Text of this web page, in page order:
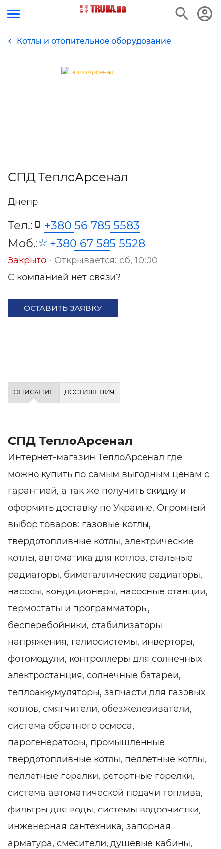
Котлы и отопительное оборудование
СПД ТеплоАрсенал
Днепр
Тел.:
+380 56 785 5583
Моб.:
+380 67 585 5528
Закрыто ⋅ Открывается: сб, 10:00
С компанией нет связи?
ОСТАВИТЬ ЗАЯВКУ
ОПИСАНИЕ ДОСТИЖЕНИЯ
СПД ТеплоАрсенал
Интернет-магазин ТеплоАрсенал где
можно купить по самым выгодным ценам с
гарантией, а так же получить скидку и
оформить доставку по Украине. Огромный
выбор товаров: газовые котлы,
твердотопливные котлы, электрические
котлы, автоматика для котлов, стальные
радиаторы, биметаллические радиаторы,
насосы, кондиционеры, насосные станции,
термостаты и программаторы,
бесперебойники, стабилизаторы
напряжения, гелиосистемы, инверторы,
фотомодули, контроллеры для солнечных
электростанция, солнечные батареи,
теплоаккумуляторы, запчасти для газовых
котлов, смягчители, обезжелезиватели,
система обратного осмоса,
парогенераторы, промышленные
твердотопливные котлы, пеллетные котлы,
пеллетные горелки, ретортные горелки,
система автоматической подачи топлива,
фильтры для воды, системы водоочистки,
инженерная сантехника, запорная
арматура, смесители, душевые кабины,